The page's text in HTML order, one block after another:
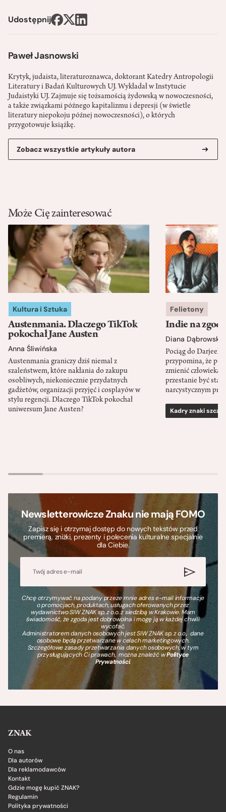
Paweł Jasnowski
Krytyk, judaista, literaturoznawca, doktorant Katedry Antropologii
Literatury i Badań Kulturowych UJ. Wykładał w Instytucie
Judaistyki UJ. Zajmuje się tożsamością żydowską w nowoczesności,
a także związkami późnego kapitalizmu i depresji (w świetle
literatury niepokoju późnej nowoczesności), o których
przygotowuje książkę.
Zobacz wszystkie artykuły autora
Udostępnij
Może Cię zainteresować
Kultura i Sztuka
Austenmania. Dlaczego TikTok
pokochał Jane Austen
Anna Śliwińska
Austenmania graniczy dziś niemal z
szaleństwem, które nakłania do zakupu
osobliwych, niekoniecznie przydatnych
gadżetów, organizacji przyjęć i cosplayów w
stylu regencji. Dlaczego TikTok pokochał
uniwersum Jane Austen?
Felietony
Indie na
Diana Dąbrowska
Pociąg do
przypomina, że
zmienić człowieka
przestanie być
narcystycznym
Kadry znaki
Newsletterowicze Znaku nie mają FOMO
Zapisz się i otrzymaj dostęp do nowych tekstów przed
premierą, zniżki, prezenty i polecenia kulturalne specjalnie
dla Ciebie.
Chcę otrzymywać na podany przeze mnie adres e-mail informacje
o promocjach, produktach, usługach oferowanych przez
wydawnictwo SIW ZNAK sp. z o.o. z siedzibą w Krakowie. Mam
świadomość, że zgoda jest dobrowolna i mogę ją w każdej chwili
wycofać.
Administratorem danych osobowych jest SIW ZNAK sp. z o.o., dane
osobowe będą przetwarzane w celach marketingowych.
Szczegółowe zasady przetwarzania danych osobowych, w tym
przysługujących Ci prawach, można znaleźć wPolityce
Prywatności.
ZNAK
O nas
Dla autorów
Dla reklamodawców
Kontakt
Gdzie mogę kupić ZNAK?
Regulamin
Polityka prywatności